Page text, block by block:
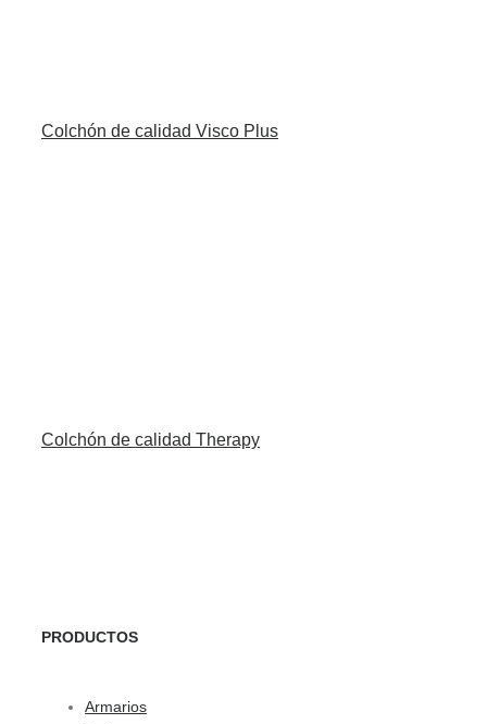
Colchón de calidad Visco Plus
Colchón de calidad Therapy
PRODUCTOS
Armarios